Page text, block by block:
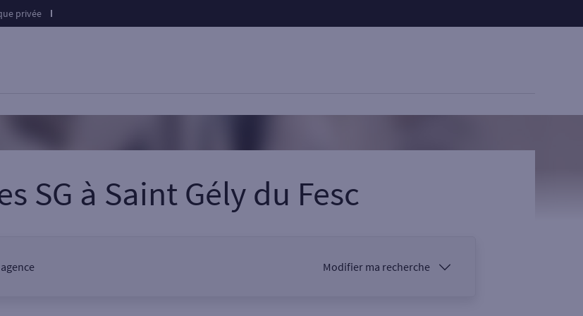
privée
SG à Saint Gély du Fesc
Modifier ma recherche